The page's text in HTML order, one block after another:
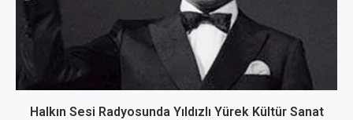
Halkın Sesi Radyosunda Yıldızlı Yürek Kültür Sanat